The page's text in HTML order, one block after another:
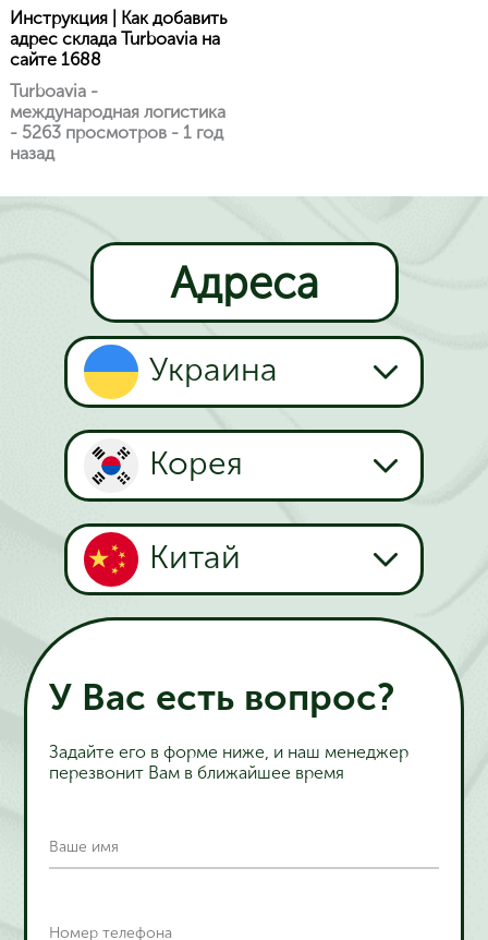
Инструкция | Как добавить
адрес склада Turboavia на
сайте 1688
Turboavia -
международная логистика
- 5263 просмотров - 1 год
назад
Адреса
Украина
Корея
Китай
У Вас есть вопрос?
Задайте его в форме ниже, и наш менеджер
перезвонит Вам в ближайшее время